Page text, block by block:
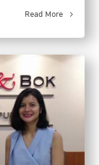
Read More